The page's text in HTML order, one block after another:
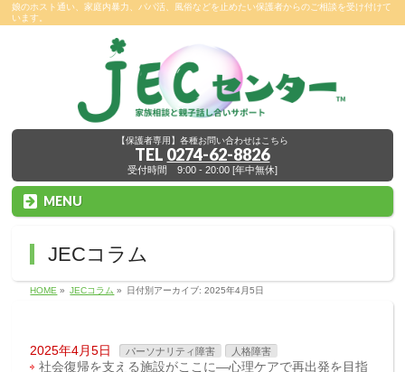
娘のホスト通い、家庭内暴力、パパ活、風俗などを止めたい保護者からのご相談を受け付けて
います。
【保護者専用】各種お問い合わせはこちら
TEL 0274-62-8826
受付時間 9:00 - 20:00 [年中無休]
MENU
JECコラム
HOME » JECコラム » 日付別アーカイブ: 2025年4月5日
2025年4月5日 パーソナリティ障害 人格障害
社会復帰を支える施設がここに―心理ケアで再出発を目指